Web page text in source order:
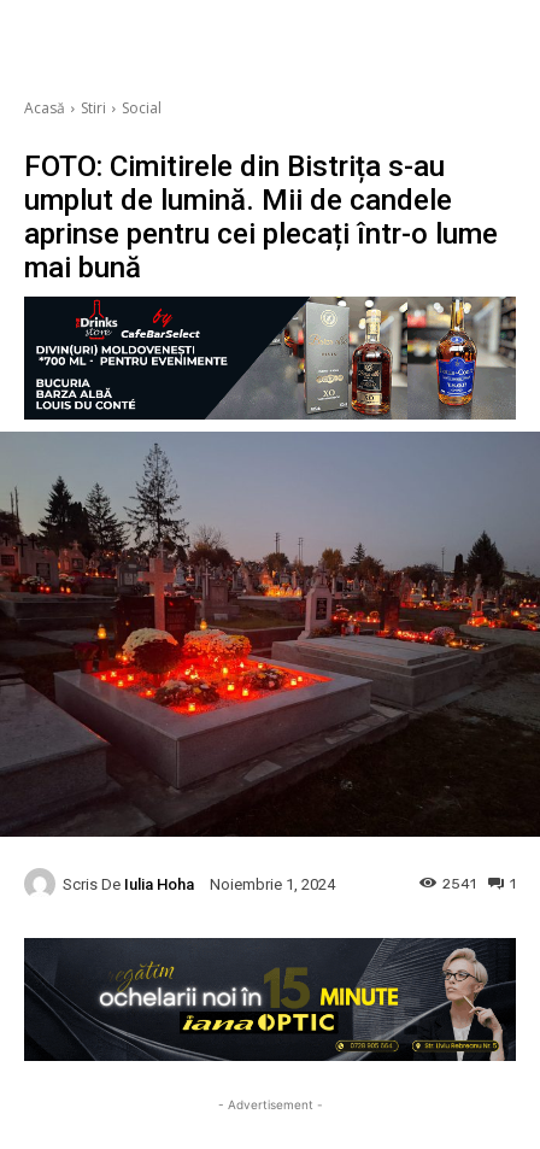
Acasă Stiri Social
FOTO: Cimitirele din Bistrița s-au
umplut de lumină. Mii de candele
aprinse pentru cei plecați într-o lume
mai bună
Scris De Iulia Hoha Noiembrie 1, 2024 1
2541
- Advertisement -